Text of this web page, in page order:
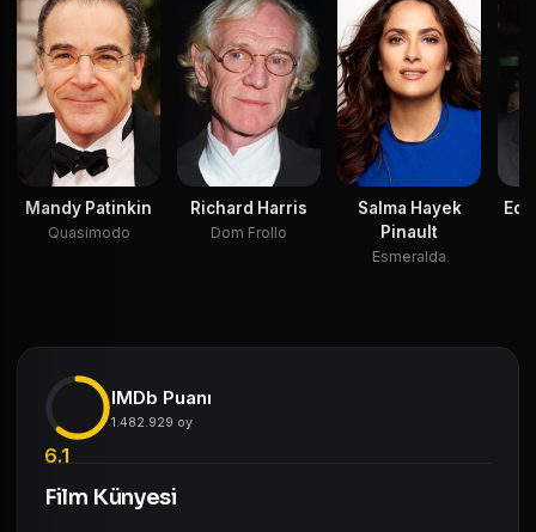
Mandy Patinkin
Quasimodo
Richard Harris
Dom Frollo
Salma Hayek
Pinault
Esmeralda
6.1
IMDb Puanı
1.482.929 oy
Film Künyesi